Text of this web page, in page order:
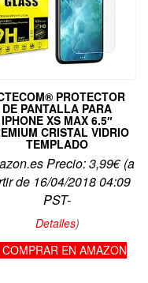
PROTECTOR
DE PANTALLA PARA
IPHONE XS MAX 6.5″
CRISTAL VIDRIO
TEMPLADO
Precio:3,99€(a
de 16/04/2018 04:09
PST-
Detalles)
COMPRAR EN AMAZON